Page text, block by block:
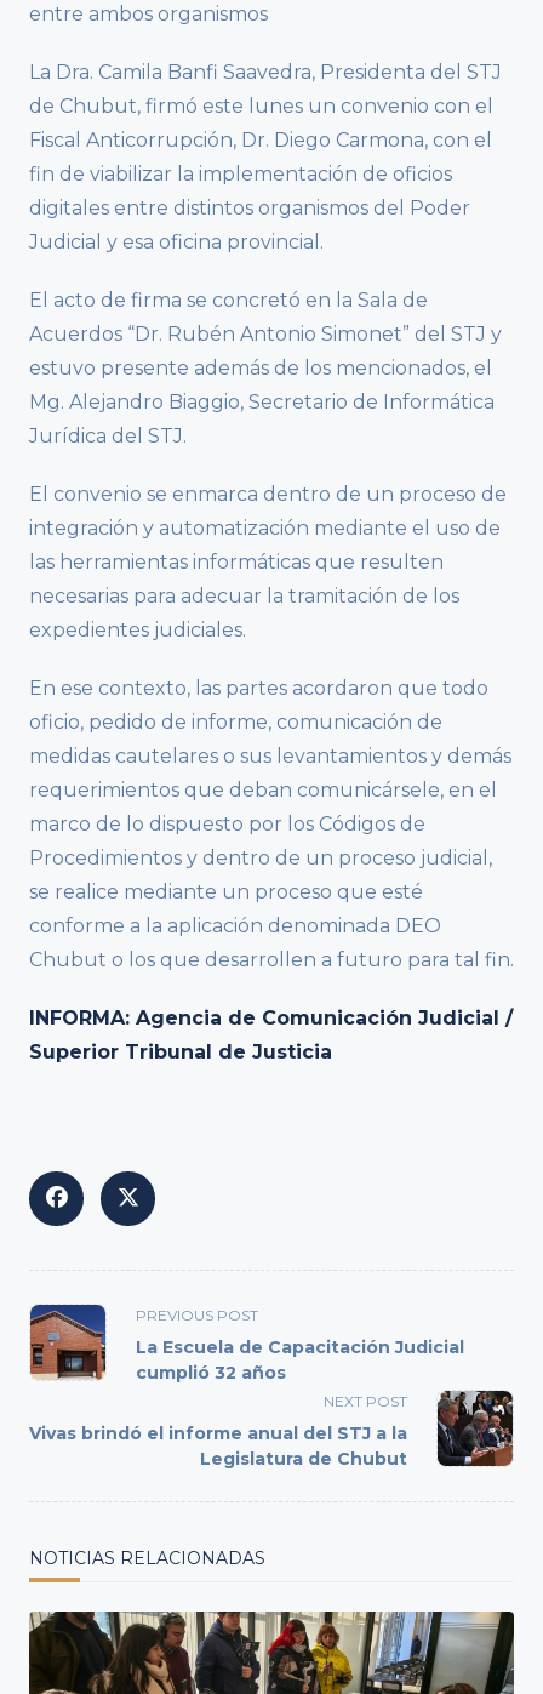
entre ambos organismos
La Dra. Camila Banfi Saavedra, Presidenta del STJ
de Chubut, firmó este lunes un convenio con el
Fiscal Anticorrupción, Dr. Diego Carmona, con el
fin de viabilizar la implementación de oficios
digitales entre distintos organismos del Poder
Judicial y esa oficina provincial.
El acto de firma se concretó en la Sala de
Acuerdos “Dr. Rubén Antonio Simonet” del STJ y
estuvo presente además de los mencionados, el
Mg. Alejandro Biaggio, Secretario de Informática
Jurídica del STJ.
El convenio se enmarca dentro de un proceso de
integración y automatización mediante el uso de
las herramientas informáticas que resulten
necesarias para adecuar la tramitación de los
expedientes judiciales.
En ese contexto, las partes acordaron que todo
oficio, pedido de informe, comunicación de
medidas cautelares o sus levantamientos y demás
requerimientos que deban comunicársele, en el
marco de lo dispuesto por los Códigos de
Procedimientos y dentro de un proceso judicial,
se realice mediante un proceso que esté
conforme a la aplicación denominada DEO
Chubut o los que desarrollen a futuro para tal fin.
INFORMA: Agencia de Comunicación Judicial /
Superior Tribunal de Justicia
<span
class="nav-
subtitle
reader-
text">Page</span>
PREVIOUS POST
La Escuela de Capacitación Judicial
cumplió 32 años
NEXT POST
Vivas brindó el informe anual del STJ a la
Legislatura de Chubut
NOTICIAS RELACIONADAS